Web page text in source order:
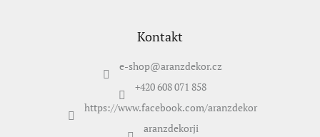
Kontakt
e-shop@aranzdekor.cz
+420 608 071 858
https://www.facebook.com/aranzdekor
aranzdekorji